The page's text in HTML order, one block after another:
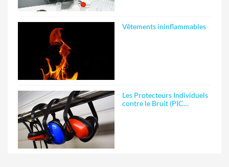
Vêtements ininflammables
Les Protecteurs Individuels
contre le Bruit (PIC…